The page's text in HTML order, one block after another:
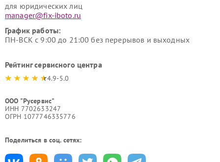
для юридических лиц
manager@fix-iboto.ru
График работы:
ПН-ВСК с 9:00 до 21:00 без перерывов и выходных
Рейтинг сервисного центра
4.9-5.0
ООО "Русервис"
ИНН 7702633247
ОГРН 1077746335776
Поделиться в соц. сетях: